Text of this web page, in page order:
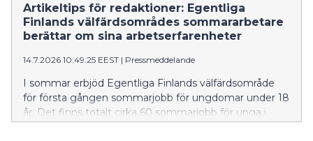
Artikeltips för redaktioner: Egentliga
Finlands välfärdsområdes sommararbetare
berättar om sina arbetserfarenheter
14.7.2026 10:49:25 EEST | Pressmeddelande
I sommar erbjöd Egentliga Finlands välfärdsområde
för första gången sommarjobb för ungdomar under 18
år. Det finns totalt cirka 60 sommarjobb för unga i